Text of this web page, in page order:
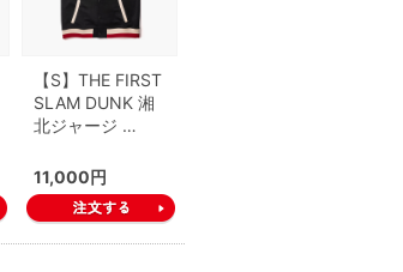
【S】THE FIRST
SLAM DUNK 湘
北ジャージ …
11,000円